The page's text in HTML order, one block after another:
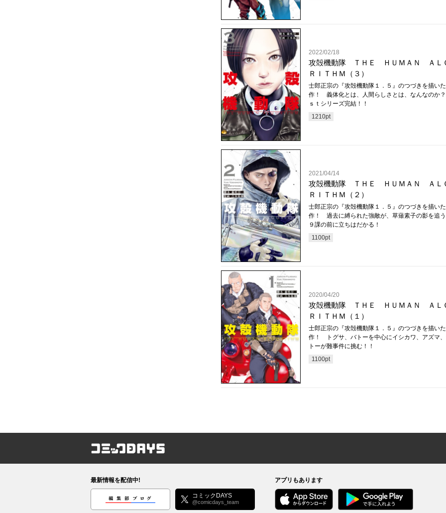
2022/02/18
攻殻機動隊 ＴＨＥ ＨＵＭＡＮ ＡＬ
ＲＩＴＨＭ（３）
士郎正宗の『攻殻機動隊１．５』のつづきを描い
作！ 義体化とは、人間らしさとは、なんなのか
ｓｔシリーズ完結！！
1210pt
2021/04/14
攻殻機動隊 ＴＨＥ ＨＵＭＡＮ ＡＬ
ＲＩＴＨＭ（２）
士郎正宗の『攻殻機動隊１．５』のつづきを描い
作！ 過去に縛られた強敵が、草薙素子の影を追
９課の前に立ちはだかる！
1100pt
2020/04/20
攻殻機動隊 ＴＨＥ ＨＵＭＡＮ ＡＬ
ＲＩＴＨＭ（１）
士郎正宗の『攻殻機動隊１．５』のつづきを描い
作！ トグサ、バトーを中心にイシカワ、アズマ、
トーが難事件に挑む！！
1100pt
コミックDAYS
最新情報を配信中!
編集部ブログ コミックDAYS
@comicdays_team
アプリもあります